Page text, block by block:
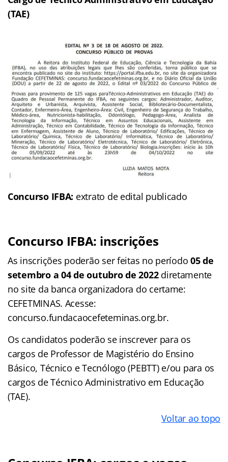
(TAE)
Concurso IFBA: extrato de edital publicado
Concurso IFBA: inscrições
As inscrições poderão ser feitas no período05 de
setembro a 04 de outubro de 2022diretamente
no site da banca organizadora do certame:
CEFETMINAS. Acesse:
concurso.fundacaocefeteminas.org.br.
Os candidatos poderão se inscrever para os
cargos de Professor de Magistério do Ensino
Básico, Técnico e Tecnólogo (PEBTT) e/ou para os
cargos de Técnico Administrativo em Educação
(TAE).
Voltar ao topo